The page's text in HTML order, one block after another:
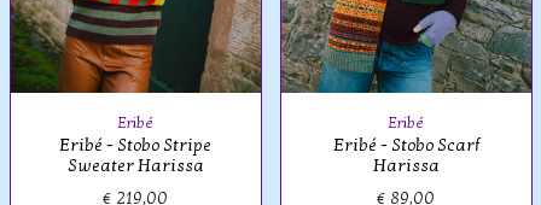
Eribé
Eribé - Stobo Stripe
Sweater Harissa
€ 219,00
Eribé
Eribé - Stobo Scarf
Harissa
€ 89,00